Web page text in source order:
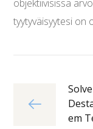
objektiivisissa
tyytyväisyytesi on
em